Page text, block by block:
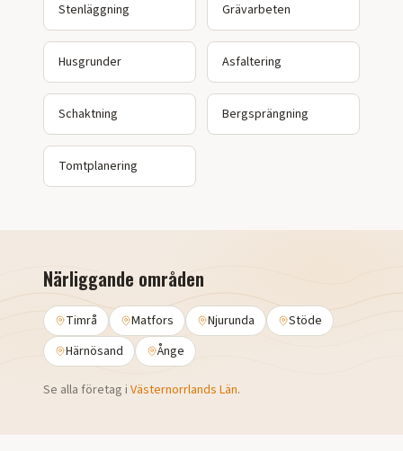
Stenläggning Grävarbeten
Husgrunder Asfaltering
Schaktning Bergsprängning
Tomtplanering
Närliggande områden
Timrå Matfors Njurunda
Stöde
Härnösand
Ånge
Se alla företag i Västernorrlands Län.